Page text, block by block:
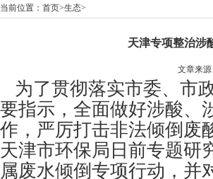
当前位置： 首页>生态>
天津专项整治涉
文章来源
为了贯彻落实市委、市
要指示，全面做好涉酸、
作，严厉打击非法倾倒废
天津市环保局日前专题研
属废水倾倒专项行动，并